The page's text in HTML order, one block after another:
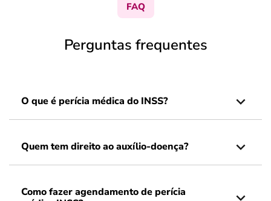
FAQ
Perguntas frequentes
O que é perícia médica do INSS?
Quem tem direito ao auxílio-doença?
Como fazer agendamento de perícia